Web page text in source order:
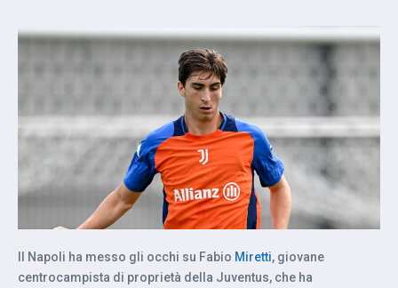
Il Napoli ha messo gli occhi su Fabio Miretti, giovane
centrocampista di proprietà della Juventus, che ha